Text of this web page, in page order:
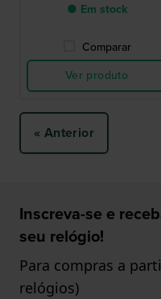
● Em stock
Comparar
Ver produto
« Anterior
Inscreva-se e
seu relógio!
Para compras a
relógios)